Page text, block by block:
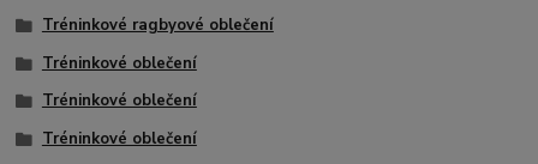
Tréninkové ragbyové oblečení
Tréninkové oblečení
Tréninkové oblečení
Tréninkové oblečení